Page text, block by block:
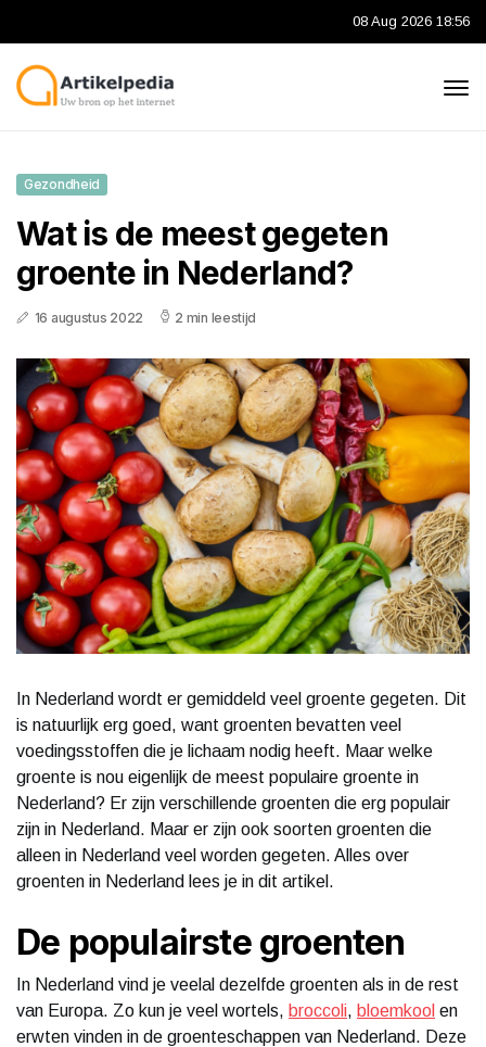
08 Aug 2026 18:56
Gezondheid
Wat is de meest gegeten
groente in Nederland?
16 augustus 2022 2 min leestijd
In Nederland wordt er gemiddeld veel groente gegeten. Dit
is natuurlijk erg goed, want groenten bevatten veel
voedingsstoffen die je lichaam nodig heeft. Maar welke
groente is nou eigenlijk de meest populaire groente in
Nederland? Er zijn verschillende groenten die erg populair
zijn in Nederland. Maar er zijn ook soorten groenten die
alleen in Nederland veel worden gegeten. Alles over
groenten in Nederland lees je in dit artikel.
De populairste groenten
In Nederland vind je veelal dezelfde groenten als in de rest
van Europa. Zo kun je veel wortels, broccoli, bloemkool en
erwten vinden in de groenteschappen van Nederland. Deze